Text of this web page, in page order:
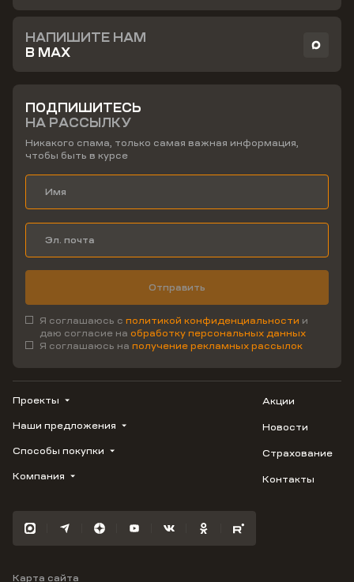
НАПИШИТЕ НАМ
В MAX
ПОДПИШИТЕСЬ
НА РАССЫЛКУ
Никакого спама, только самая важная информация,
чтобы быть в курсе
Отправить
Я соглашаюсь с политикой конфиденциальности и
даю согласие на обработку персональных данных
Я соглашаюсь на получение рекламных рассылок
Проекты
ВЕРН
1799
Флора
Наши предложения
Купить квартиру
Студию
3-комнатную
Способы покупки
Трейд-ин
100% оплата
Компания
Карьера
Акции
Новости
Страхование
Контакты
Карта сайта